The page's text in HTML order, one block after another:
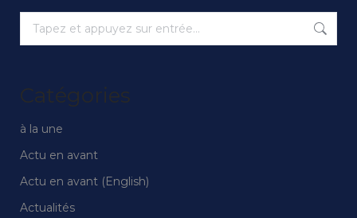
Recherche
:
Catégories
à la une
Actu en avant
Actu en avant (English)
Actualités